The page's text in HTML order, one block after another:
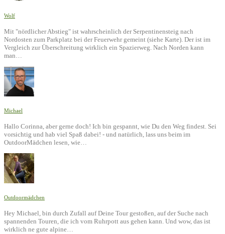
Wolf
Mit "nördlicher Abstieg" ist wahrscheinlich der Serpentinensteig nach
Nordosten zum Parkplatz bei der Feuerwehr gemeint (siehe Karte). Der ist im
Vergleich zur Überschreitung wirklich ein Spazierweg. Nach Norden kann
man…
Michael
Hallo Corinna, aber gerne doch! Ich bin gespannt, wie Du den Weg findest. Sei
vorsichtig und hab viel Spaß dabei! - und natürlich, lass uns beim im
OutdoorMädchen lesen, wie…
Outdoormädchen
Hey Michael, bin durch Zufall auf Deine Tour gestoßen, auf der Suche nach
spannenden Touren, die ich vom Ruhrpott aus gehen kann. Und wow, das ist
wirklich ne gute alpine…